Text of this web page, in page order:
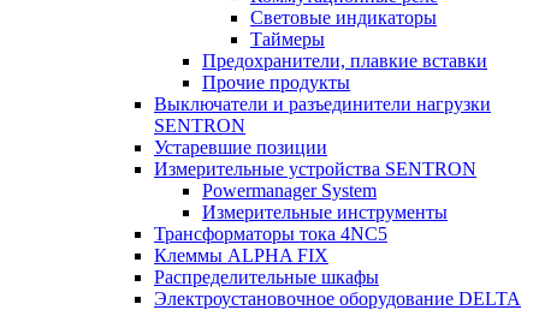
Световые индикаторы
Таймеры
Предохранители, плавкие вставки
Прочие продукты
Выключатели и разъединители нагрузки
SENTRON
Устаревшие позиции
Измерительные устройства SENTRON
Powermanager System
Измерительные инструменты
Трансформаторы тока 4NC5
Клеммы ALPHA FIX
Распределительные шкафы
Электроустановочное оборудование DELTA